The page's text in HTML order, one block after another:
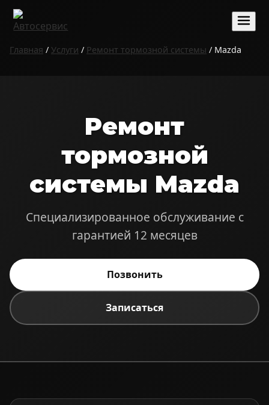
Главная / Услуги / Ремонт тормозной системы / Mazda
Ремонт
тормозной
системы Mazda
Специализированное обслуживание с
гарантией 12 месяцев
Позвонить
Записаться